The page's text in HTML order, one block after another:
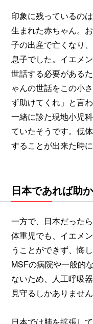
印象に残っているの
生まれた赤ちゃん。
子の出産で亡くなり
息子でした。イエメ
世話する必要がある
ゃんの世話をこの小
ず助けてくれ」と言
一緒に診た現地小児
ていたそうです。低
することが出来た時
日本であれば助
一方で、日本だった
体重児でも、イエメ
うことができず、悔
MSFの病院や一般的
ないため、人工呼吸
見守るしかありません
日本では肺を拡張し